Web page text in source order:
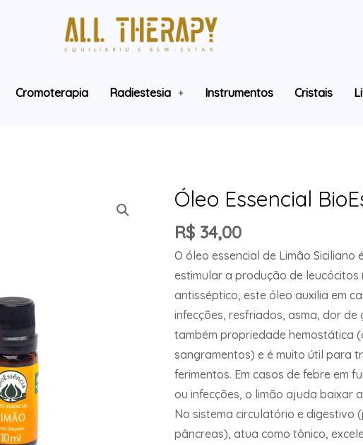
Cromoterapia Radiestesia Instrumentos Cristais
Óleo Essencial
R$ 34,00
O óleo essencial de Limão Siciliano
estimular a produção de leucócitos
antisséptico, este óleo auxilia em
infecções, resfriados, asma, dor de
também propriedade hemostática
sangramentos) e é muito útil para
ferimentos. Em casos de febre em
ou infecções, o limão ajuda baixar
No sistema circulatório e digestivo
pâncreas), atua como tônico,